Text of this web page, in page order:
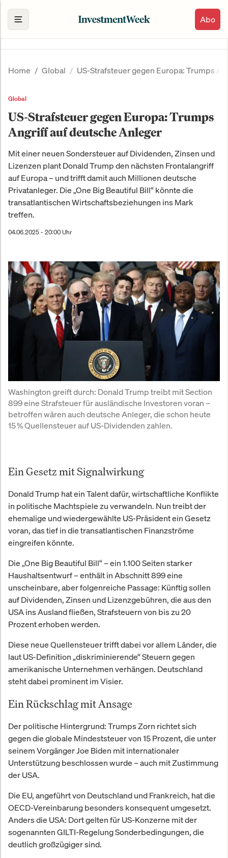
Abo
Home Global US-Strafsteuer gegen Europa: Trumps
Global
US-Strafsteuer gegen Europa: Trumps
Angriff auf deutsche Anleger
Mit einer neuen Sondersteuer auf Dividenden, Zinsen und
Lizenzen plant Donald Trump den nächsten Frontalangriff
auf Europa – und trifft damit auch Millionen deutsche
Privatanleger. Die „One Big Beautiful Bill“ könnte die
transatlantischen Wirtschaftsbeziehungen ins Mark
treffen.
04.06.2025 - 20:00 Uhr
Washington greift durch: Donald Trump treibt mit Section
899 eine Strafsteuer für ausländische Investoren voran –
betroffen wären auch deutsche Anleger, die schon heute
15 % Quellensteuer auf US-Dividenden zahlen.
Ein Gesetz mit Signalwirkung
Donald Trump hat ein Talent dafür, wirtschaftliche Konflikte
in politische Machtspiele zu verwandeln. Nun treibt der
ehemalige und wiedergewählte US-Präsident ein Gesetz
voran, das tief in die transatlantischen Finanzströme
eingreifen könnte.
Die „One Big Beautiful Bill“ – ein 1.100 Seiten starker
Haushaltsentwurf – enthält in Abschnitt 899 eine
unscheinbare, aber folgenreiche Passage: Künftig sollen
auf Dividenden, Zinsen und Lizenzgebühren, die aus den
USA ins Ausland fließen, Strafsteuern von bis zu 20
Prozent erhoben werden.
Diese neue Quellensteuer trifft dabei vor allem Länder, die
laut US-Definition „diskriminierende“ Steuern gegen
amerikanische Unternehmen verhängen. Deutschland
steht dabei prominent im Visier.
Ein Rückschlag mit Ansage
Der politische Hintergrund: Trumps Zorn richtet sich
gegen die globale Mindeststeuer von 15 Prozent, die unter
seinem Vorgänger Joe Biden mit internationaler
Unterstützung beschlossen wurde – auch mit Zustimmung
der USA.
Die EU, angeführt von Deutschland und Frankreich, hat die
OECD-Vereinbarung besonders konsequent umgesetzt.
Anders die USA: Dort gelten für US-Konzerne mit der
sogenannten GILTI-Regelung Sonderbedingungen, die
deutlich großzügiger sind.